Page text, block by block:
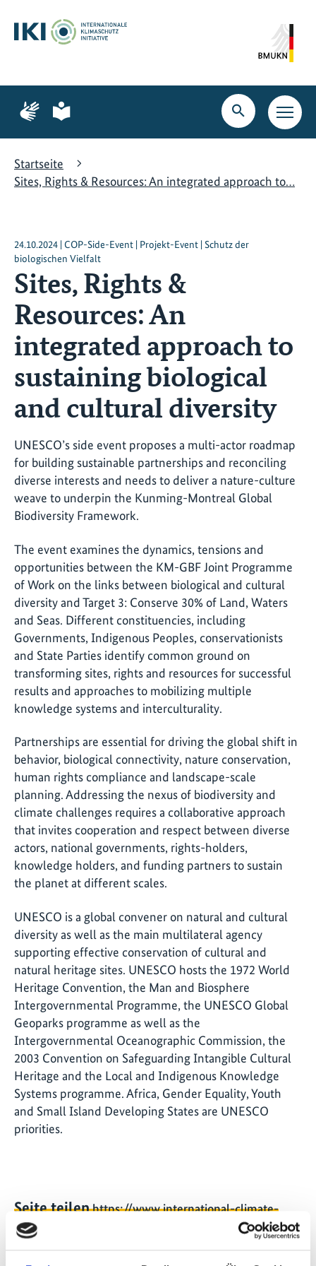
Hauptinhalt
springen
Suche
springen
Hauptnavigation
springen
Zur
Seite
Gebärdensprache
Zur
Seite
leichte
Suche
öffnen
Startseite
Sites, Rights & Resources: An integrated approach to…
24.10.2024 | COP-Side-Event | Projekt-Event | Schutz der
biologischen Vielfalt
Sites, Rights &
Resources: An
integrated approach to
sustaining biological
and cultural diversity
UNESCO’s side event proposes a multi-actor roadmap
for building sustainable partnerships and reconciling
diverse interests and needs to deliver a nature-culture
weave to underpin the Kunming-Montreal Global
Biodiversity Framework.
The event examines the dynamics, tensions and
opportunities between the KM-GBF Joint Programme
of Work on the links between biological and cultural
diversity and Target 3: Conserve 30% of Land, Waters
and Seas. Different constituencies, including
Governments, Indigenous Peoples, conservationists
and State Parties identify common ground on
transforming sites, rights and resources for successful
results and approaches to mobilizing multiple
knowledge systems and interculturality.
Partnerships are essential for driving the global shift in
behavior, biological connectivity, nature conservation,
human rights compliance and landscape-scale
planning. Addressing the nexus of biodiversity and
climate challenges requires a collaborative approach
that invites cooperation and respect between diverse
actors, national governments, rights-holders,
knowledge holders, and funding partners to sustain
the planet at different scales.
UNESCO is a global convener on natural and cultural
diversity as well as the main multilateral agency
supporting effective conservation of cultural and
natural heritage sites. UNESCO hosts the 1972 World
Heritage Convention, the Man and Biosphere
Intergovernmental Programme, the UNESCO Global
Geoparks programme as well as the
Intergovernmental Oceanographic Commission, the
2003 Convention on Safeguarding Intangible Cultural
Heritage and the Local and Indigenous Knowledge
Systems programme. Africa, Gender Equality, Youth
and Small Island Developing States are UNESCO
priorities.
Seite teilenhttps://www.international-climate-
initiative.com/EVENT2889